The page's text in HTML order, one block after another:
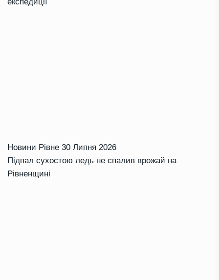
Новини Рівне 30 Липня 2026
Підпал сухостою ледь не спалив врожай на
Рівненщині